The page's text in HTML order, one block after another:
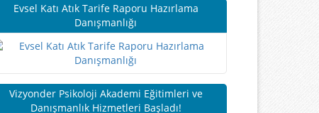
Evsel Katı Atık Tarife Raporu Hazırlama
Danışmanlığı
Vizyonder Psikoloji Akademi Eğitimleri ve
Danışmanlık Hizmetleri Başladı!